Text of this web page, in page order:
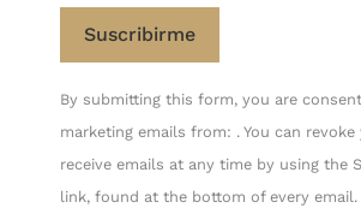
Constant
Contact
Use.
Please
By submitting this form, you are
marketing emails from: . You can
receive emails at any time by using the
link, found at the bottom of every email.